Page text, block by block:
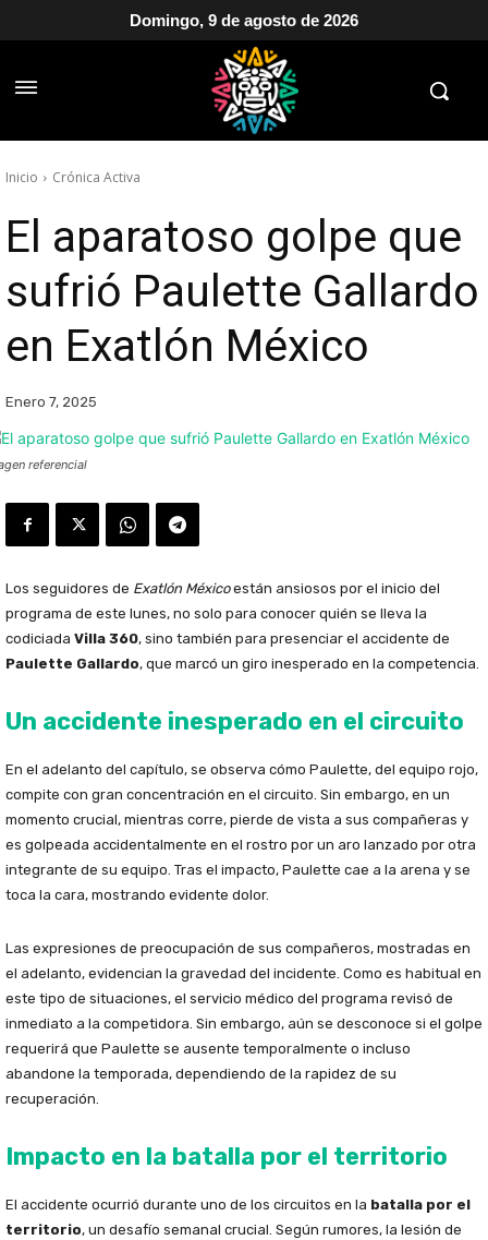
Domingo, 9 de agosto de 2026
Inicio Crónica Activa
El aparatoso golpe que
sufrió Paulette Gallardo
en Exatlón México
Enero 7, 2025
referencial
Los seguidores de Exatlón Méxicoestán ansiosos por el inicio del
programa de este lunes, no solo para conocer quién se lleva la
codiciada Villa 360, sino también para presenciar el accidente de
Paulette Gallardo, que marcó un giro inesperado en la competencia.
Un accidente inesperado en el circuito
En el adelanto del capítulo, se observa cómo Paulette, del equipo rojo,
compite con gran concentración en el circuito. Sin embargo, en un
momento crucial, mientras corre, pierde de vista a sus compañeras y
es golpeada accidentalmente en el rostro por un aro lanzado por otra
integrante de su equipo. Tras el impacto, Paulette cae a la arena y se
toca la cara, mostrando evidente dolor.
Las expresiones de preocupación de sus compañeros, mostradas en
el adelanto, evidencian la gravedad del incidente. Como es habitual en
este tipo de situaciones, el servicio médico del programa revisó de
inmediato a la competidora. Sin embargo, aún se desconoce si el golpe
requerirá que Paulette se ausente temporalmente o incluso
abandone la temporada, dependiendo de la rapidez de su
recuperación.
Impacto en la batalla por el territorio
El accidente ocurrió durante uno de los circuitos en la batalla por el
territorio, un desafío semanal crucial. Según rumores, la lesión de